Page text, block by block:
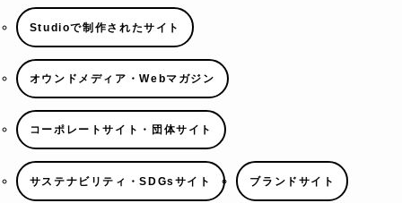
Studioで制作されたサイト
オウンドメディア・Webマガジン
コーポレートサイト・団体サイト
サステナビリティ・SDGsサイト ブランドサイト